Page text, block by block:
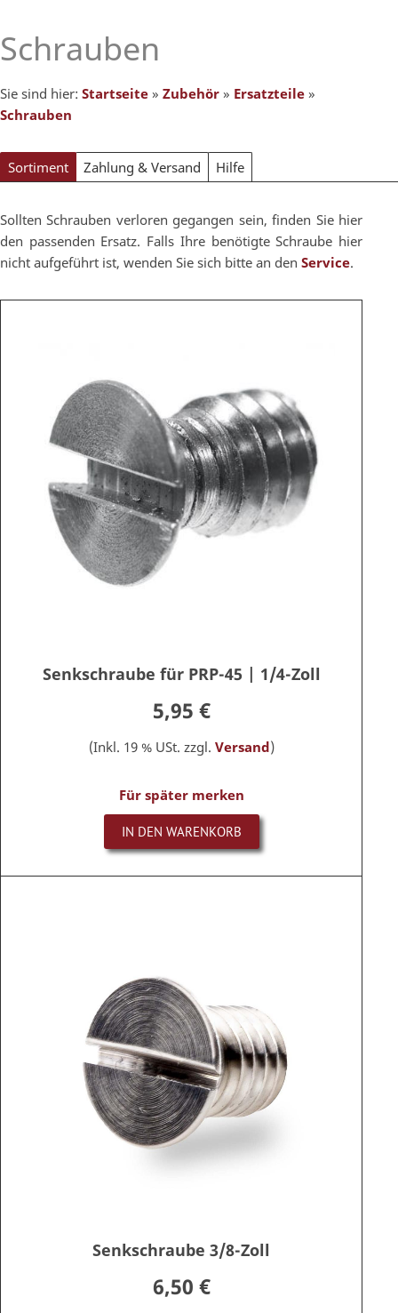
Schrauben
Sie sind hier: Startseite » Zubehör » Ersatzteile »
Schrauben
Sortiment Zahlung & Versand Hilfe
Sollten Schrauben verloren gegangen sein, finden Sie hier
den passenden Ersatz. Falls Ihre benötigte Schraube hier
nicht aufgeführt ist, wenden Sie sich bitte an den Service.
Senkschraube für PRP-45 | 1/4-Zoll
5,95 €
(Inkl. 19 % USt. zzgl. Versand)
Für später merken
IN DEN WARENKORB
Senkschraube 3/8-Zoll
6,50 €